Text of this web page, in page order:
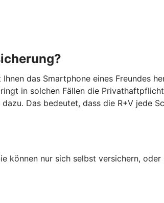
das Smartphone eines Freundes
in solchen Fällen die
Das bedeutet, dass die R+V jede
nur sich selbst versichern,